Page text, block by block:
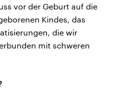
vor der Geburt auf die
Kindes, das
die wir
mit schweren